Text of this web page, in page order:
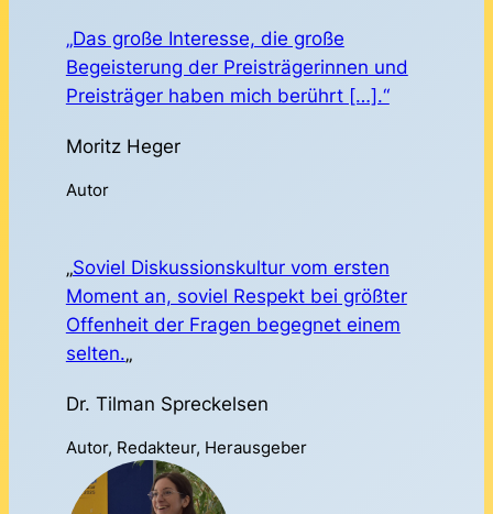
„Das große Interesse, die große
Begeisterung der Preisträgerinnen und
Preisträger haben mich berührt […].“
Moritz Heger
Autor
„Soviel Diskussionskultur vom ersten
Moment an, soviel Respekt bei größter
Offenheit der Fragen begegnet einem
selten.„
Dr. Tilman Spreckelsen
Autor, Redakteur, Herausgeber